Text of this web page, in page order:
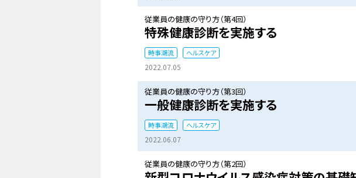
従業員の健康の守り方（第4回）
特殊健康診断を実施する
時事潮流 ヘルスケア
2022.07.05
従業員の健康の守り方（第3回）
一般健康診断を実施する
時事潮流 ヘルスケア
2022.06.07
従業員の健康の守り方（第2回）